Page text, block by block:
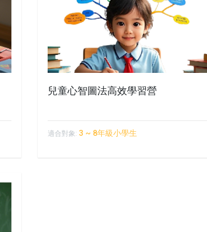
兒童心智圖法高效學習營
適合對象: 3 ~ 8年級小學生